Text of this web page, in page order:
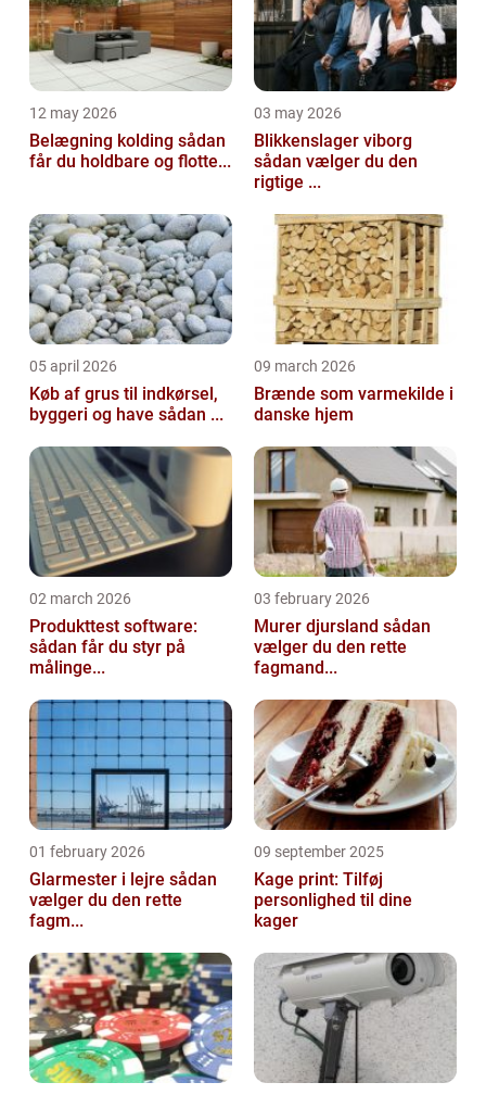
12 may 2026
Belægning kolding sådan
får du holdbare og flotte...
03 may 2026
Blikkenslager viborg
sådan vælger du den
rigtige ...
05 april 2026
Køb af grus til indkørsel,
byggeri og have sådan ...
09 march 2026
Brænde som varmekilde i
danske hjem
02 march 2026
Produkttest software:
sådan får du styr på
målinge...
03 february 2026
Murer djursland sådan
vælger du den rette
fagmand...
01 february 2026
Glarmester i lejre sådan
vælger du den rette
fagm...
09 september 2025
Kage print: Tilføj
personlighed til dine
kager